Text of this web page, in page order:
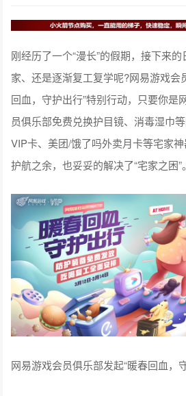
刚经历了一个“漫长”的假期，接下来
家、还是逐渐复工复学呢?网易游戏会
回血，守护出行”特别行动，只要你是
员俱乐部免费兑换护目镜、消毒湿巾
VIP卡、美团/饿了吗外卖月卡等宅家
护航之余，也妥妥的解决了“宅家之困”。
网易游戏会员俱乐部发起“暖春回血，